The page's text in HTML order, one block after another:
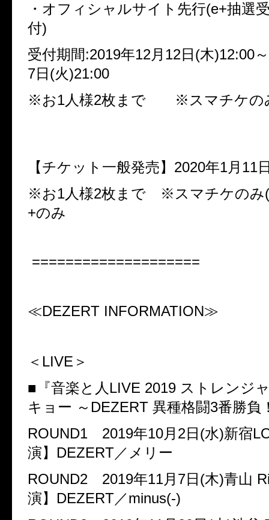
・オフィシャルサイト先行(e+抽選
付)
受付期間:2019年12月 12日 (木)12:00～
7日 (火)21:00
※お1人様2枚まで ※スマチケの
【チケット一般発売】 2020年1月 11
※お1人様2枚まで ※スマチケのみ(
+のみ
====================
≪DEZERT INFORMATION≫
＜ LIVE ＞
■『音楽と人 LIVE 2019 ストレンジ
キョー ～ DEZERT 異種格闘3番勝負
ROUND1
2019年10月 2日 (水)新宿
演】 DEZERT／メリー
ROUND2
2019年11月 7日 (木)青山
演】 DEZERT／minus(-)